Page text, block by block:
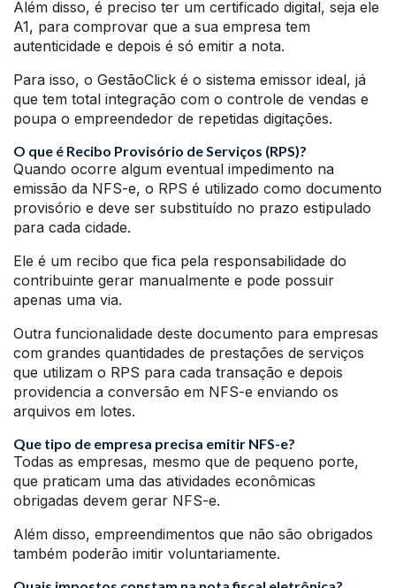
Além disso, é preciso ter um certificado digital, seja ele
A1, para comprovar que a sua empresa tem
autenticidade e depois é só emitir a nota.
Para isso, o GestãoClick é o sistema emissor ideal, já
que tem total integração com o controle de vendas e
poupa o empreendedor de repetidas digitações.
O que é Recibo Provisório de Serviços (RPS)?
Quando ocorre algum eventual impedimento na
emissão da NFS-e, o RPS é utilizado como documento
provisório e deve ser substituído no prazo estipulado
para cada cidade.
Ele é um recibo que fica pela responsabilidade do
contribuinte gerar manualmente e pode possuir
apenas uma via.
Outra funcionalidade deste documento para empresas
com grandes quantidades de prestações de serviços
que utilizam o RPS para cada transação e depois
providencia a conversão em NFS-e enviando os
arquivos em lotes.
Que tipo de empresa precisa emitir NFS-e?
Todas as empresas, mesmo que de pequeno porte,
que praticam uma das atividades econômicas
obrigadas devem gerar NFS-e.
Além disso, empreendimentos que não são obrigados
também poderão imitir voluntariamente.